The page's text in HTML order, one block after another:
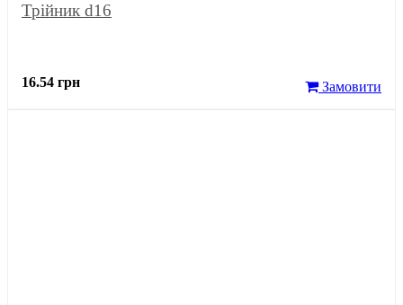
Трійник d16
16.54 грн Замовити